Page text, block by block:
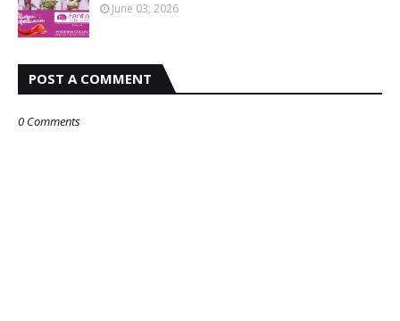
June 03, 2026
POST A COMMENT
0 Comments